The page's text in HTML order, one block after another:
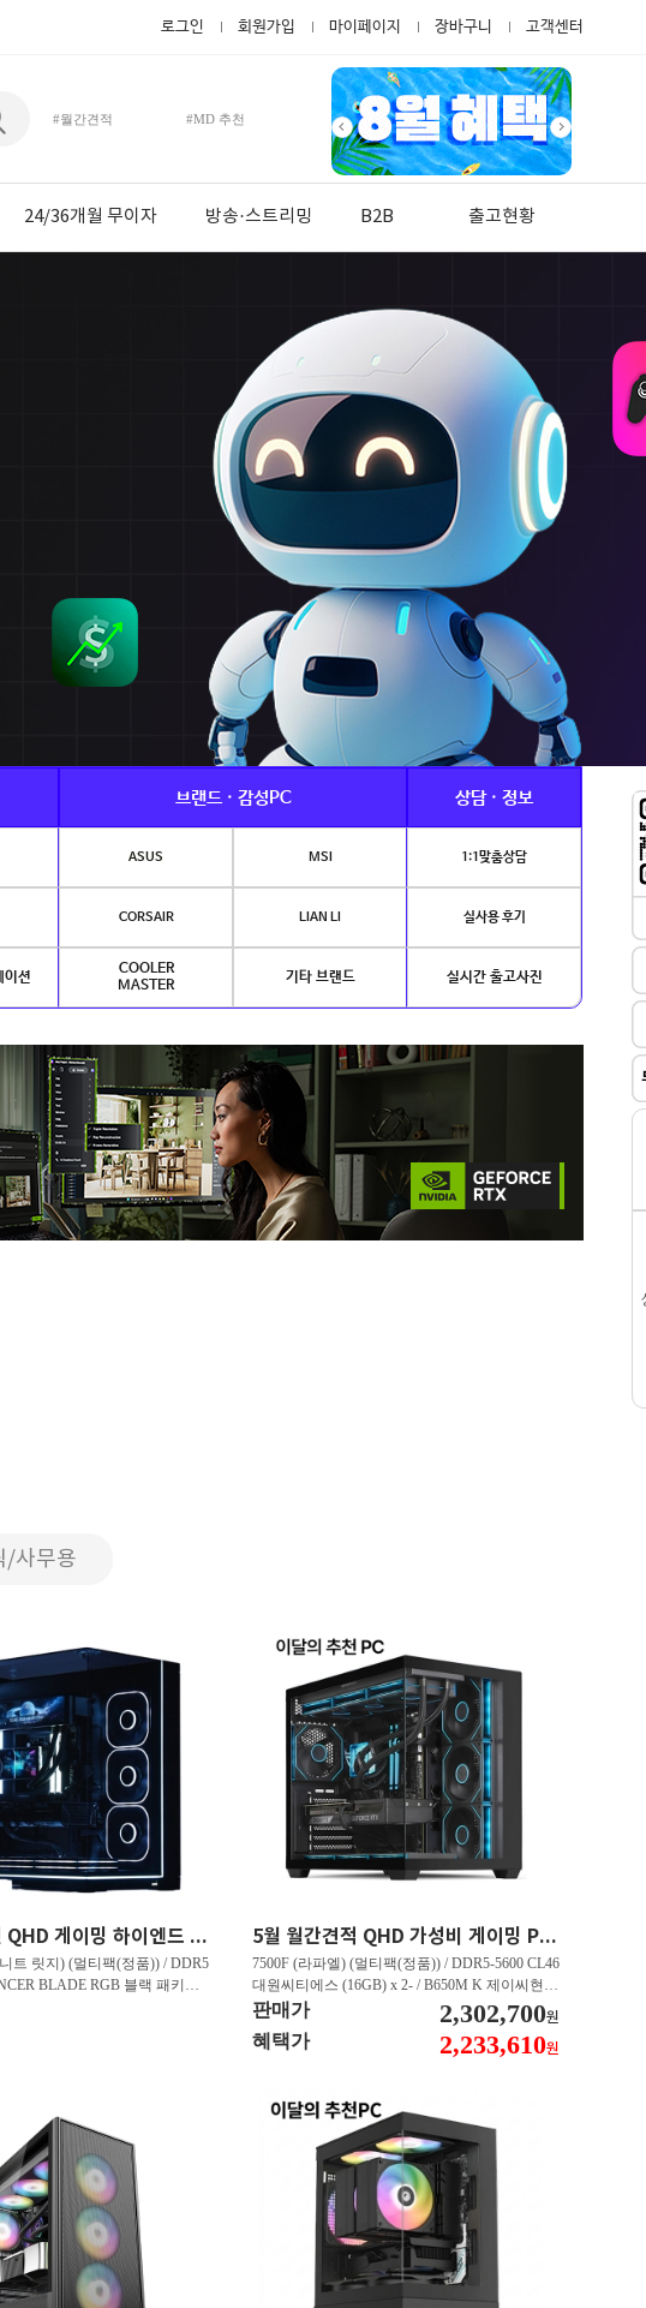
로그인 회원가입 마이페이지 장바구니 고객센터
#월간견적 #MD 추천
24/36개월 무이자 방송·스트리밍 B2B 출고현황
브랜드 · 감성PC 상담 · 정보
ASUS MSI 1:1맞춤상담
CORSAIR LIAN LI 실사용 후기
이션
COOLER
MASTER
기타 브랜드 실시간 출고사진
/사무용
45만원 할인 QHD 게이밍 하이엔드 PC 9800X3D RX 9070 XT HY271
트 릿지) (멀티팩(정품)) / DDR5
BLADE RGB 블랙 패키지
/ N9 X870E Black - 특가판매
XT OC D6 16GB 대원씨티에스
5월 월간견적 QHD 가성비 게이밍 PC 7500F RTX 5060 Ti GY506
7500F (라파엘) (멀티팩(정품)) / DDR5-5600 CL46
대원씨티에스 (16GB) x 2- / B650M K 제이씨현 /
T1 지포스 RTX 5060 TI OC D7 8GB 인텍앤컴퍼
니 / Gen4 4000E M.2 NVMe 피씨디렉트 (500GB)
판매가 2,302,700원
혜택가 2,233,610원